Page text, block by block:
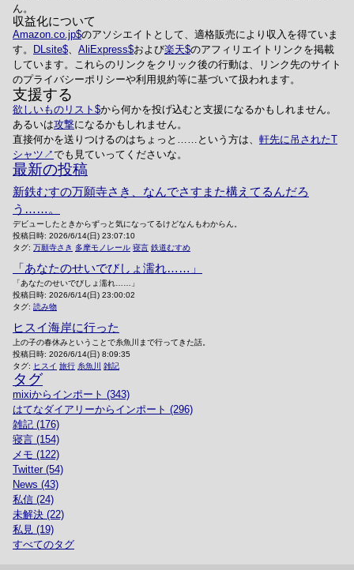
ん。
収益化について
Amazon.co.jp のアソシエイトとして、適格販売により収入を得ていま
す。
DLsite 、 AliExpress および楽天 のアフィリエイトリンクを掲載
しています。これらのリンクをクリック後の行動は、リンク先のサイト
のプライバシーポリシーや利用規約等に基づいて扱われます。
支援する
欲しいものリスト
から何かを投げ込むと支援になるかもしれません。
あるいは攻撃になるかもしれません。
直接何かを送りつけるのはちょっと……という方は、 軒先に吊されたT
シャツ
でも見ていってくださいな。
最新の投稿
新鉄むすの万願寺さき、なんでさすまた構えてるんだろ
う……。
デビューしたときからずっと気になってるけどなんもわからん。
投稿日時: 2026/6/14(日) 23:07:10
タグ: 万願寺さき 多摩モノレール 寝言 鉄道むすめ
「あなたのせいでびしょ濡れ……」
「あなたのせいでびしょ濡れ……」
投稿日時: 2026/6/14(日) 23:00:02
タグ: 読み物
ヒスイ海岸に行った
上の子の春休みということで糸魚川まで行ってきた話。
投稿日時: 2026/6/14(日) 8:09:35
タグ: ヒスイ 旅行 糸魚川 雑記
タグ
mixiからインポート (343)
はてなダイアリーからインポート (296)
雑記 (176)
寝言 (154)
メモ (122)
Twitter (54)
News (43)
私信 (24)
未解決 (22)
私見 (19)
すべてのタグ